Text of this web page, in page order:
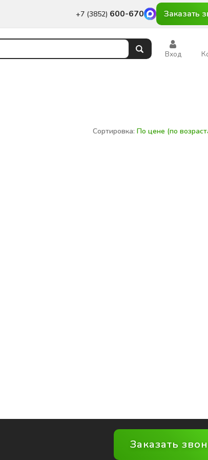
+7 (3852) 600-670 Заказать
Вход
Сортировка: По цене (по
Заказать